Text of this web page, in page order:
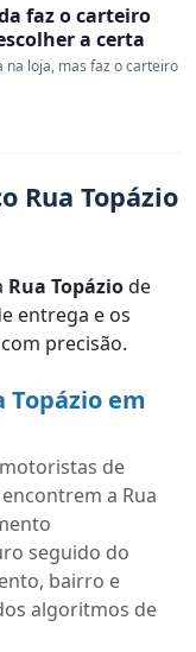
faz o carteiro
a certa
na loja, mas faz o carteiro
Rua Topázio
Rua Topáziode
entrega e os
com precisão.
Topázio em
de
a Rua
seguido do
bairro e
algoritmos de